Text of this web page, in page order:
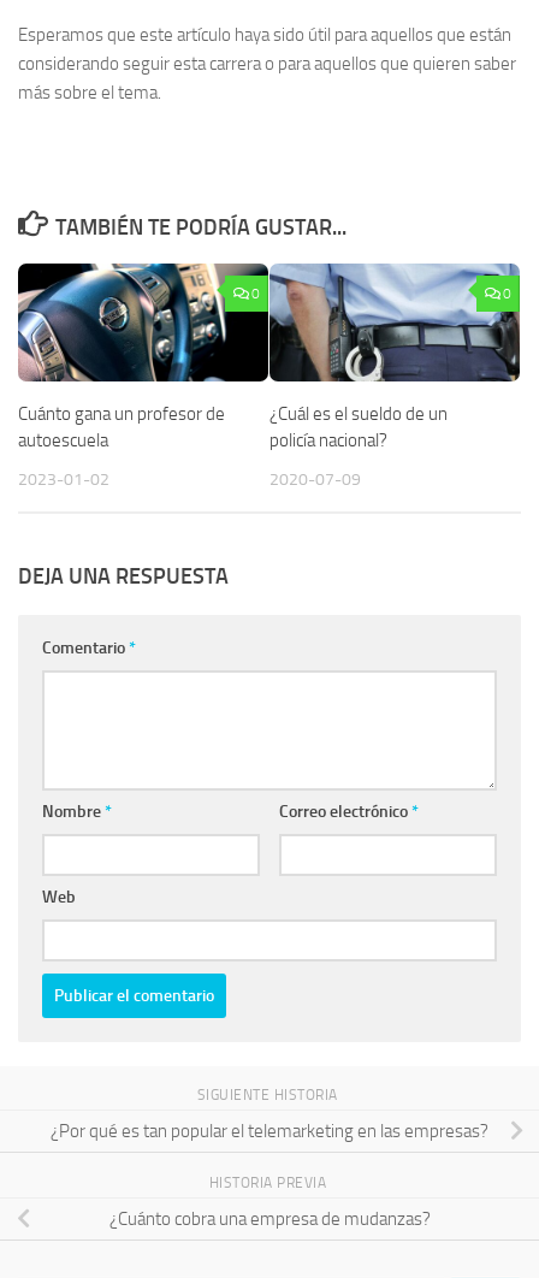
Esperamos que este artículo haya sido útil para aquellos que están
considerando seguir esta carrera o para aquellos que quieren saber
más sobre el tema.
TAMBIÉN TE PODRÍA GUSTAR...
0
Cuánto gana un profesor de
autoescuela
2023-01-02
0
¿Cuál es el sueldo de un
policía nacional?
2020-07-09
DEJA UNA RESPUESTA
Comentario*
Nombre* Correo electrónico*
Web
SIGUIENTE HISTORIA
¿Por qué es tan popular el telemarketing en las empresas?
HISTORIA PREVIA
¿Cuánto cobra una empresa de mudanzas?